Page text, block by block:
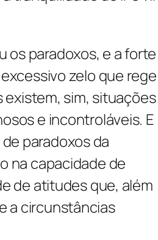
os paradoxos, e a forte
zelo que rege
existem, sim, situações
e incontroláveis. E
paradoxos da
na capacidade de
de atitudes que, além
a circunstâncias